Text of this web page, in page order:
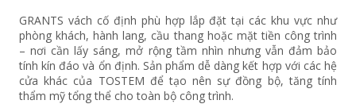
GRANTS vách cố định phù hợp lắp đặt tại các khu vực như
phòng khách, hành lang, cầu thang hoặc mặt tiền công trình
– nơi cần lấy sáng, mở rộng tầm nhìn nhưng vẫn đảm bảo
tính kín đáo và ổn định. Sản phẩm dễ dàng kết hợp với các hệ
cửa khác của TOSTEM để tạo nên sự đồng bộ, tăng tính
thẩm mỹ tổng thể cho toàn bộ công trình.